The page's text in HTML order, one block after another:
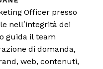
Officer presso
nell’integrità dei
guida il team
di domanda,
web, contenuti,